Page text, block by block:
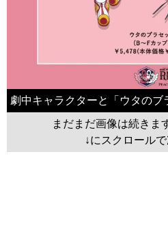
劇中キャラクターと「ウタのブ
まだまだ画像は続きま
↓にスクロール